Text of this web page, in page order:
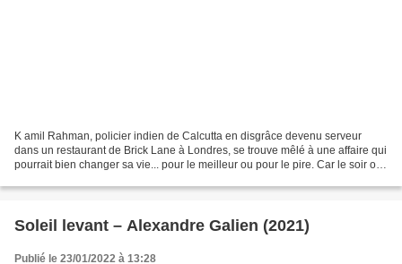
K amil Rahman, policier indien de Calcutta en disgrâce devenu serveur
dans un restaurant de Brick Lane à Londres, se trouve mêlé à une affaire qui
pourrait bien changer sa vie... pour le meilleur ou pour le pire. Car le soir où
Soleil levant – Alexandre Galien (2021)
Publié le 23/01/2022 à 13:28